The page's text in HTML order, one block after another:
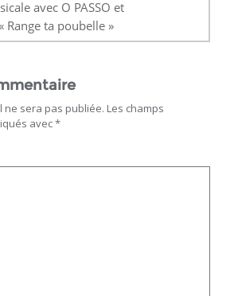
avec O PASSO et
Range ta poubelle »
ne sera pas publiée. Les champs
avec*